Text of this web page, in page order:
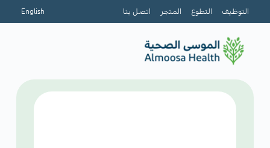
التوظيف التطوع المتجر اتصل بنا English